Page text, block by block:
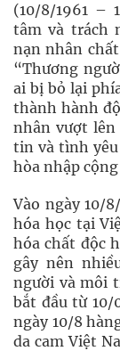
(10/8/1961 –
tâm và trách
nạn nhân
“Thương
ai bị bỏ lại
thành hành
nhân vượt
tin và tình
hòa nhập
Vào ngày 10/
hóa học tại
hóa chất độc
gây nên
người và môi
bắt đầu từ 10/
ngày 10/8
da cam Việt